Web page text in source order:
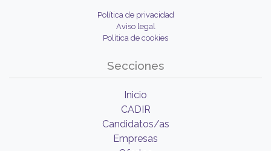
Política de privacidad
Aviso legal
Política de cookies
Secciones
Inicio
CADIR
Candidatos/as
Empresas